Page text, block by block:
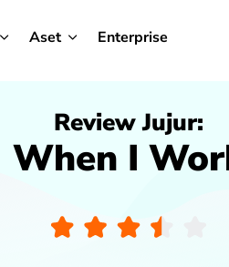
Aset Enterprise
Review Jujur:
When I